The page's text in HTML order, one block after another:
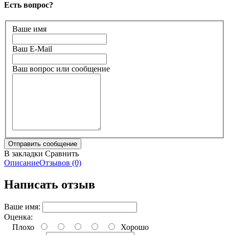
Есть вопрос?
Ваше имя
Ваш E-Mail
Ваш вопрос или сообщение
В закладки Сравнить
ОписаниеОтзывов (0)
Написать отзыв
Ваше имя:
Оценка:
Плохо
Хорошо